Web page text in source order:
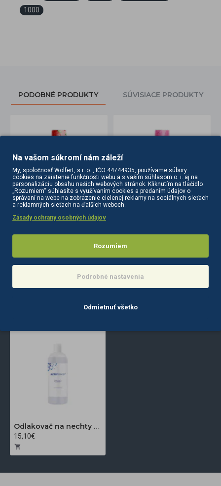
1000
PODOBNÉ PRODUKTY SÚVISIACE PRODUKTY
CLARESA OIL STRAWBERRY 5 g
ZOBRAZENÉ
Odlakovač na nechty bezacetónový 1000 ml
15,10€
Na vašom súkromí nám záleží
My, spoločnosť Wolfert, s.r..o.., IČO 44744935, používame súbory
cookies na zaistenie funkčnosti webu a s vaším súhlasom o. i. aj na
personalizáciu obsahu našich webových stránok. Kliknutím na tlačidlo
„Rozumiem“ súhlasíte s využívaním cookies a predaním údajov o
správaní na webe na zobrazenie cielenej reklamy na sociálnych sieťach
a reklamných sieťach na ďalších weboch.
Zásady ochrany osobných údajov
Rozumiem
Podrobné nastavenia
Odmietnuť všetko